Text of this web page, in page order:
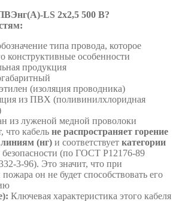
LS 2х2,5 500 В?
типа провода, которое
конструктивные особенности
продукция
(изоляция проводника)
из ПВХ (поливинилхлоридная
из луженой медной проволоки
что кабель не распространяет горение
(нг) и соответствует категории
(по ГОСТ Р12176-89
3-96). Это значит, что при
он не будет способствовать его
Ключевая характеристика этого кабеля